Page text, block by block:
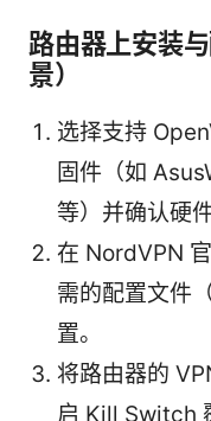
路由器上安装
景）
选择支持
固件（如
等）并确认硬
在 NordVPN
需的配置文件
置。
将路由器的
启 Kill Switch